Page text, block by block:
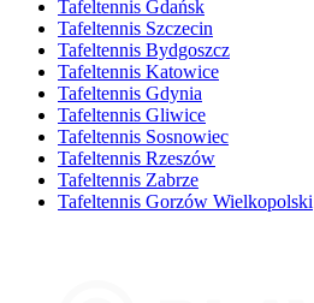
Tafeltennis Gdańsk
Tafeltennis Szczecin
Tafeltennis Bydgoszcz
Tafeltennis Katowice
Tafeltennis Gdynia
Tafeltennis Gliwice
Tafeltennis Sosnowiec
Tafeltennis Rzeszów
Tafeltennis Zabrze
Tafeltennis Gorzów Wielkopolski